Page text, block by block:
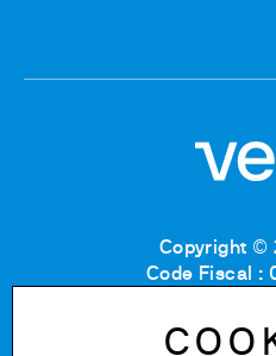
Copyright ©
Code Fiscal :
MB Registre du